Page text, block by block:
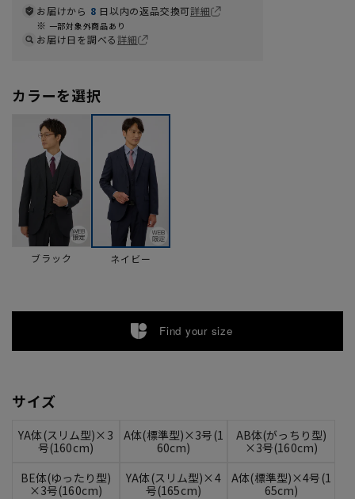
お届けから 8 日以内の返品交換可詳細
一部対象外商品あり
お届け日を調べる詳細
カラーを選択
ブラック ネイビー
Find your size
サイズ
YA体(スリム型)×3
号(160cm)
A体(標準型)×3号(1
60cm)
AB体(がっちり型)
×3号(160cm)
BE体(ゆったり型)
×3号(160cm)
YA体(スリム型)×4
号(165cm)
A体(標準型)×4号(1
65cm)